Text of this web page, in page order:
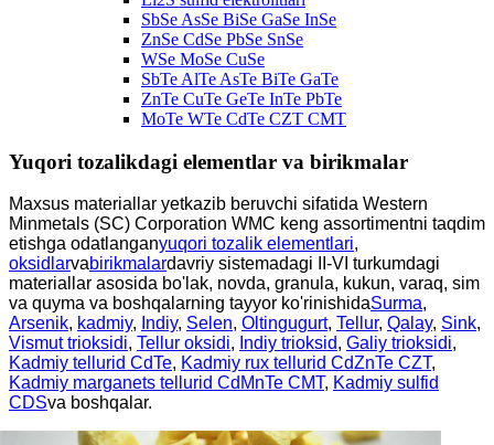
SbSe AsSe BiSe GaSe InSe
ZnSe CdSe PbSe SnSe
WSe MoSe CuSe
SbTe AlTe AsTe BiTe GaTe
ZnTe CuTe GeTe InTe PbTe
MoTe WTe CdTe CZT CMT
Yuqori tozalikdagi elementlar va birikmalar
Maxsus materiallar yetkazib beruvchi sifatida Western
Minmetals (SC) Corporation WMC keng assortimentni taqdim
etishga odatlanganyuqori tozalik elementlari,
oksidlarvabirikmalardavriy sistemadagi II-VI turkumdagi
materiallar asosida bo'lak, novda, granula, kukun, varaq, sim
va quyma va boshqalarning tayyor ko'rinishidaSurma,
Arsenik, kadmiy, Indiy, Selen, Oltingugurt, Tellur, Qalay, Sink,
Vismut trioksidi, Tellur oksidi, Indiy trioksid, Galiy trioksidi,
Kadmiy tellurid CdTe, Kadmiy rux tellurid CdZnTe CZT,
Kadmiy marganets tellurid CdMnTe CMT, Kadmiy sulfid
CDSva boshqalar.